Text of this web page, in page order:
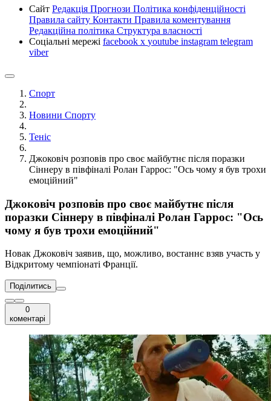
Сайт Редакція Прогнози Політика конфіденційності
Правила сайту Контакти Правила коментування
Редакційна політика Структура власності
Соціальні мережі facebook x youtube instagram telegram
viber
Спорт
Новини Спорту
Теніс
Джоковіч розповів про своє майбутнє після поразки
Сіннеру в півфіналі Ролан Гаррос: "Ось чому я був трохи
емоційний"
Джоковіч розповів про своє майбутнє після
поразки Сіннеру в півфіналі Ролан Гаррос: "Ось
чому я був трохи емоційний"
Новак Джоковіч заявив, що, можливо, востаннє взяв участь у
Відкритому чемпіонаті Франції.
Поділитись
0
коментарі